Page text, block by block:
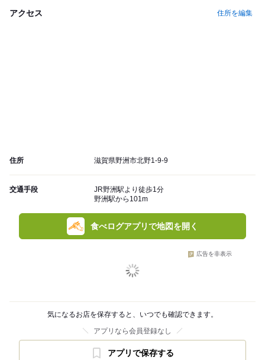
アクセス 住所を編集
住所 滋賀県野洲市北野1-9-9
交通手段
JR野洲駅より徒歩1分
野洲駅から101m
食べログアプリで地図を開く
広告を非表示
気になるお店を保存すると、いつでも確認できます。
アプリなら会員登録なし
アプリで保存する